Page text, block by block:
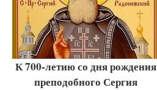
К 700-летию со дня рождения
преподобного Сергия